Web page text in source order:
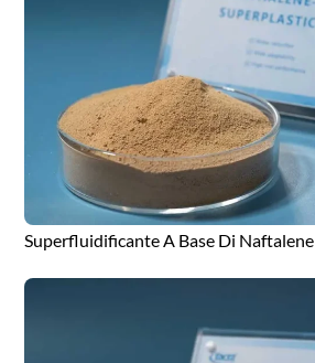
Superfluidificante A Base Di Naftalene